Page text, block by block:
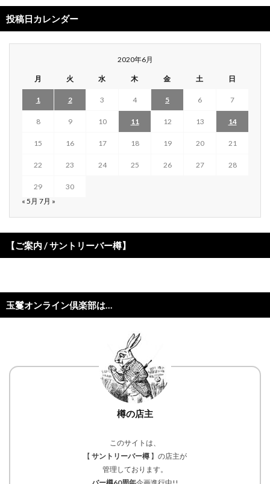
投稿日カレンダー
2020年6月
月 火 水 木 金 土 日
1 2 3 4 5 6 7
8 9 10 11 12 13 14
15 16 17 18 19 20 21
22 23 24 25 26 27 28
29
30
« 5月 7月 »
【ご案内 / サントリーバー樽】
玉鬘オンライン倶楽部は…
樽の店主
このサイトは、
【 サントリーバー樽 】の店主が
管理しております。